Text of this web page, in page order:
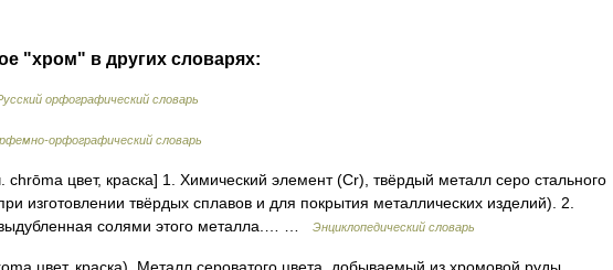
"хром" в других словарях:
орфографический словарь
орфографический словарь
цвет, краска] 1. Химический элемент (Сr), твёрдый металл серо стального
изготовлении твёрдых сплавов и для покрытия металлических изделий). 2.
солями этого металла.… …
Энциклопедический словарь